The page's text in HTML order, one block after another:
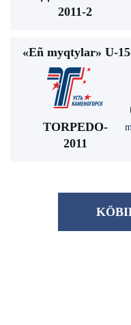
2011-2
«Eñ myqtylar» U-
TORPEDO-
2011